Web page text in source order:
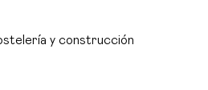
y construcción